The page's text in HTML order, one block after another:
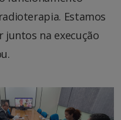
Estamos
na execução